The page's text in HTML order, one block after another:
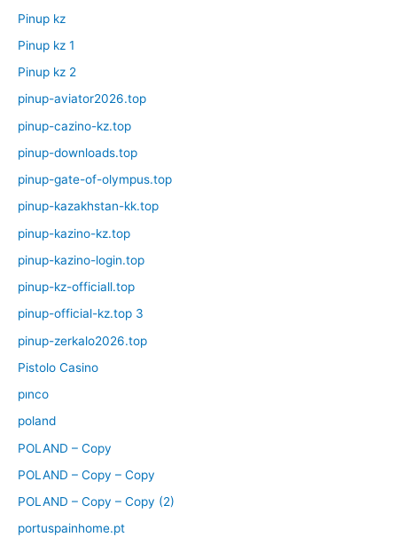
Pinup kz
Pinup kz 1
Pinup kz 2
pinup-aviator2026.top
pinup-cazino-kz.top
pinup-downloads.top
pinup-gate-of-olympus.top
pinup-kazakhstan-kk.top
pinup-kazino-kz.top
pinup-kazino-login.top
pinup-kz-officiall.top
pinup-official-kz.top 3
pinup-zerkalo2026.top
Pistolo Casino
pınco
poland
POLAND – Copy
POLAND – Copy – Copy
POLAND – Copy – Copy (2)
portuspainhome.pt